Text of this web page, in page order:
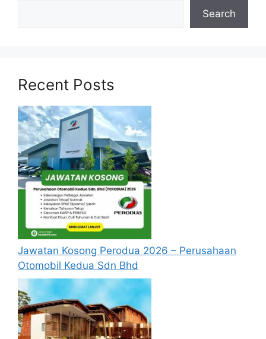
Calon hendaklah warganegara Malaysia
Berkelayakan dan melepasi syarat-syarat
setiap jawatan yang hendak dipohon, Sila
baca pada lampiran yang kami telah
sediakan seperti berikut.
Search
Recent Posts
Jawatan Kosong Perodua 2026 – Perusahaan
Otomobil Kedua Sdn Bhd